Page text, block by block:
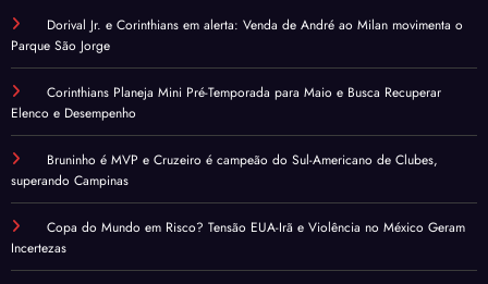
Dorival Jr. e Corinthians em alerta: Venda de André ao Milan movimenta o
Parque São Jorge
Corinthians Planeja Mini Pré-Temporada para Maio e Busca Recuperar
Elenco e Desempenho
Bruninho é MVP e Cruzeiro é campeão do Sul-Americano de Clubes,
superando Campinas
Copa do Mundo em Risco? Tensão EUA-Irã e Violência no México Geram
Incertezas